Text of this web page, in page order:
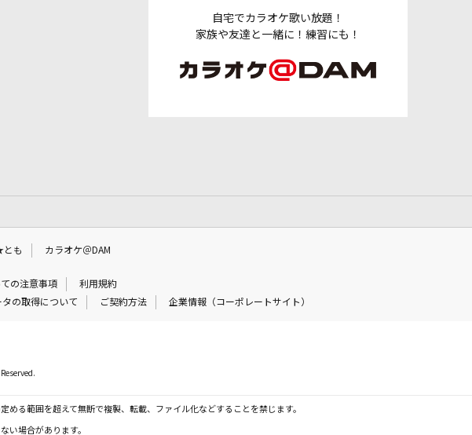
自宅でカラオケ歌い放題！
家族や友達と一緒に！練習にも！
とも カラオケ＠DAM
の注意事項
利用規約
の取得について ご契約方法 企業情報（コーポレートサイト）
る範囲を超えて無断で複製、転載、ファイル化などすることを禁じます。
い場合があります。